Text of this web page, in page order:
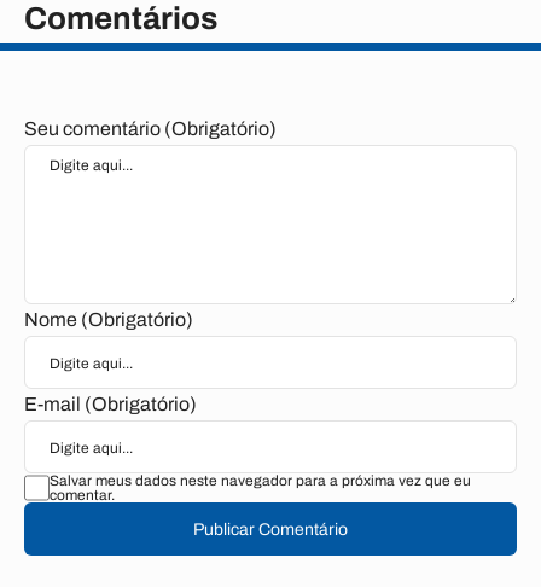
Comentários
Seu comentário (Obrigatório)
Nome (Obrigatório)
E-mail (Obrigatório)
Salvar meus dados neste navegador para a próxima vez que eu
comentar.
Publicar Comentário